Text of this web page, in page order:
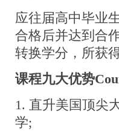
应往届高中毕业
合格后并达到合
转换学分，所获
课程九大优势
1. 直升美国顶尖
学;